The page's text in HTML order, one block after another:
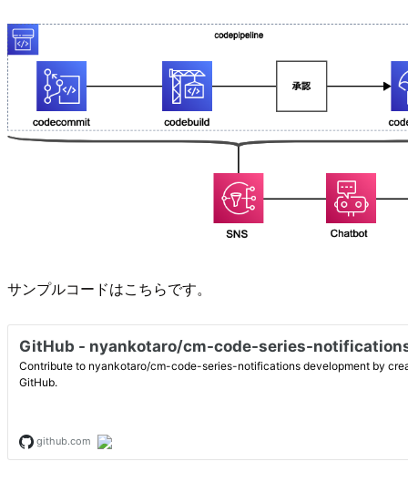
サンプルコードはこちらです。